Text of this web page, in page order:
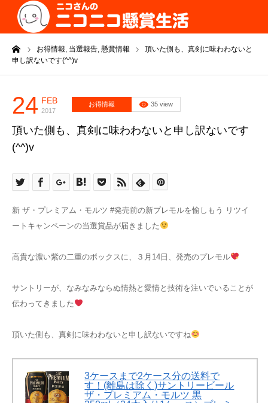
お得情報, 当選報告, 懸賞情報
頂いた側も、真剣に味わわないと
申し訳ないです(^^)v
24 FEB
2017
お得情報 35 view
頂いた側も、真剣に味わわないと申し訳ないです
(^^)v
新 ザ・プレミアム・モルツ #発売前の新プレモルを愉しもう リツイ
ートキャンペーンの当選賞品が届きました
高貴な濃い紫の二重のボックスに、３月14日、発売のプレモル
サントリーが、 なみなみならぬ情熱と愛情と技術を注いでいることが
伝わってきました
頂いた側も、真剣に味わわないと申し訳ないですね
3ケースまで2ケース分の送料で
す！(離島は除く)サントリービール
ザ・プレミアム・モルツ 黒